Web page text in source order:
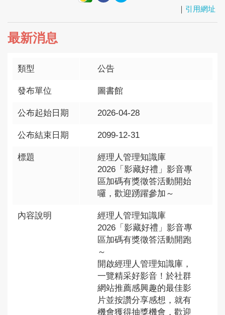
｜ 引用網址
最新消息
類型 公告
發布單位 圖書館
公布起始日期 2026-04-28
公布結束日期 2099-12-31
標題
經理人管理知識庫
2026「影藏好禮」影音專
區加碼有獎徵答活動開始
囉，歡迎踴躍參加～
內容說明
經理人管理知識庫
2026「影藏好禮」影音專
區加碼有獎徵答活動開跑
～
開啟經理人管理知識庫，
一覽精采好影音！於社群
網站推薦感興趣的最佳影
片並按讚分享感想，就有
機會獲得抽獎機會，歡迎